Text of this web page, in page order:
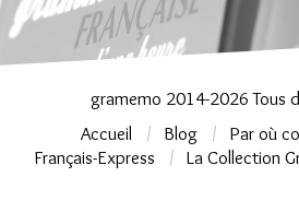
gramemo 2014-2026 Tous
Accueil
Blog
Par où
Français-Express
La Collection